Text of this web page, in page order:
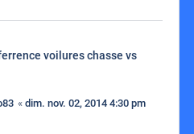
voilures chasse vs
« dim. nov. 02, 2014 4:30 pm